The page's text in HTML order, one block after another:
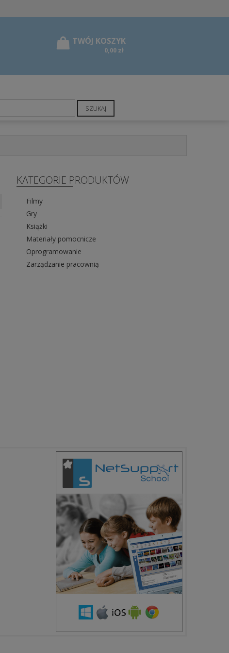
0,00 zł
SZUKAJ
KATEGORIE PRODUKTÓW
Filmy
Gry
Książki
Materiały pomocnicze
Oprogramowanie
Zarządzanie pracownią